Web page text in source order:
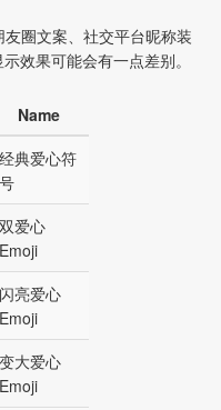
圈文案、社交平台昵称装
效果可能会有一点差别。
Name
经典爱心符
号
双爱心
Emoji
闪亮爱心
Emoji
变大爱心
Emoji